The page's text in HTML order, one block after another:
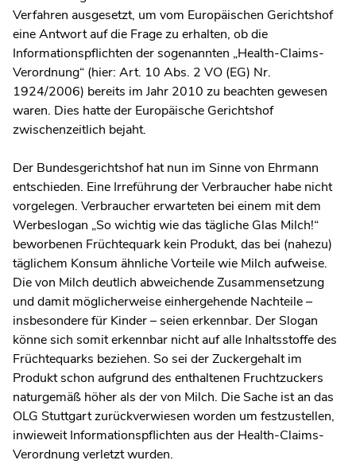
Verfahren ausgesetzt, um vom Europäischen Gerichtshof
eine Antwort auf die Frage zu erhalten, ob die
Informationspflichten der sogenannten „Health-Claims-
Verordnung“ (hier: Art. 10 Abs. 2 VO (EG) Nr.
1924/2006) bereits im Jahr 2010 zu beachten gewesen
waren. Dies hatte der Europäische Gerichtshof
zwischenzeitlich bejaht.
Der Bundesgerichtshof hat nun im Sinne von Ehrmann
entschieden. Eine Irreführung der Verbraucher habe nicht
vorgelegen. Verbraucher erwarteten bei einem mit dem
Werbeslogan „So wichtig wie das tägliche Glas Milch!“
beworbenen Früchtequark kein Produkt, das bei (nahezu)
täglichem Konsum ähnliche Vorteile wie Milch aufweise.
Die von Milch deutlich abweichende Zusammensetzung
und damit möglicherweise einhergehende Nachteile –
insbesondere für Kinder – seien erkennbar. Der Slogan
könne sich somit erkennbar nicht auf alle Inhaltsstoffe des
Früchtequarks beziehen. So sei der Zuckergehalt im
Produkt schon aufgrund des enthaltenen Fruchtzuckers
naturgemäß höher als der von Milch. Die Sache ist an das
OLG Stuttgart zurückverwiesen worden um festzustellen,
inwieweit Informationspflichten aus der Health-Claims-
Verordnung verletzt wurden.